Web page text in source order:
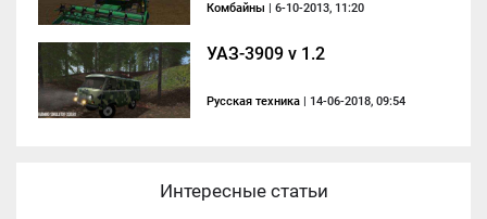
Комбайны | 6-10-2013, 11:20
УАЗ-3909 v 1.2
Русская техника | 14-06-2018, 09:54
Интересные статьи